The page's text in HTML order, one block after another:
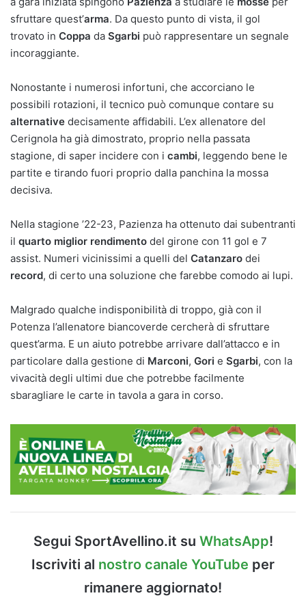
sfruttare quest’arma. Da questo punto di vista, il gol
trovato in Coppa da Sgarbi può rappresentare un segnale
incoraggiante.
Nonostante i numerosi infortuni, che accorciano le
possibili rotazioni, il tecnico può comunque contare su
alternative decisamente affidabili. L’ex allenatore del
Cerignola ha già dimostrato, proprio nella passata
stagione, di saper incidere con i cambi, leggendo bene le
partite e tirando fuori proprio dalla panchina la mossa
decisiva.
Nella stagione ’22-23, Pazienza ha ottenuto dai subentranti
il quarto miglior rendimento del girone con 11 gol e 7
assist. Numeri vicinissimi a quelli del Catanzaro dei
record, di certo una soluzione che farebbe comodo ai lupi.
Malgrado qualche indisponibilità di troppo, già con il
Potenza l’allenatore biancoverde cercherà di sfruttare
quest’arma. E un aiuto potrebbe arrivare dall’attacco e in
particolare dalla gestione di Marconi, Gori e Sgarbi, con la
vivacità degli ultimi due che potrebbe facilmente
sbaragliare le carte in tavola a gara in corso.
Segui SportAvellino.it su WhatsApp!
Iscriviti al nostro canale YouTube per
rimanere aggiornato!